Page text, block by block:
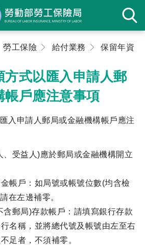
勞工保險 給付業務 保留年資
方式以匯入申請人郵
帳戶應注意事項
入申請人郵局或金融機構帳戶應注
、受益人)應於郵局或金融機構開立
帳戶：如局號或帳號位數(均含檢
在左邊補零。
含郵局)存款帳戶：請填寫銀行存款
名稱，並將總代號及帳號由左至右
足者，不須補零。